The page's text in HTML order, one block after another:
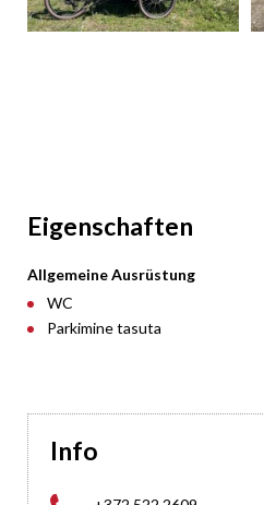
Eigenschaften
Allgemeine Ausrüstung
WC
Parkimine tasuta
Info